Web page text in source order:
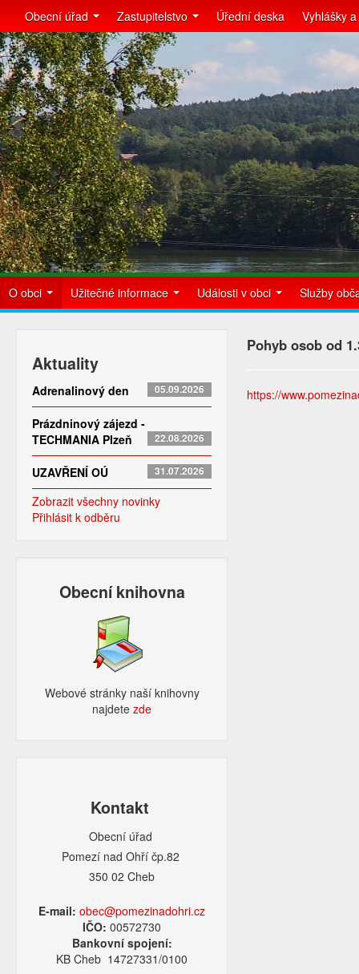
Obecní úřad Zastupitelstvo Úřední deska Vyhlášky
O obci Užitečné informace Události v obci Služby
Aktuality
Adrenalinový den 05.09.2026
Prázdninový zájezd -
TECHMANIA Plzeň
22.08.2026
UZAVŘENÍ OÚ 31.07.2026
Zobrazit všechny novinky
Přihlásit k odběru
Obecní knihovna
Webové stránky naší knihovny
najdetezde​
Kontakt
Obecní úřad
Pomezí nad Ohří čp.82
350 02 Cheb
E-mail: obec@pomezinadohri.cz
IČO:00572730
Bankovní spojení:
KB Cheb 14727331/0100
Pohyb osob od
https://